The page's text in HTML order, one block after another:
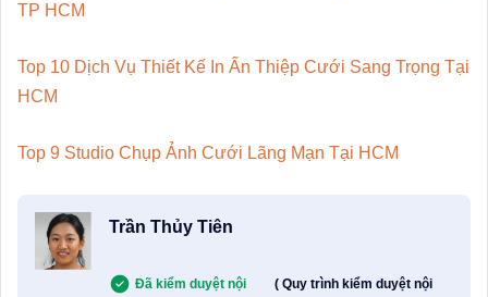
TP HCM
Top 10 Dịch Vụ Thiết Kế In Ấn Thiệp Cưới Sang Trọng Tại
HCM
Top 9 Studio Chụp Ảnh Cưới Lãng Mạn Tại HCM
Trần Thủy Tiên
Đã kiểm duyệt nội
( Quy trình kiểm duyệt nội